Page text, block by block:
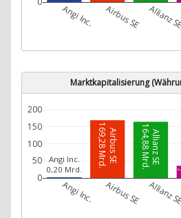
Angi Inc. Airbus SE Allianz
Marktkapitalisierung
Angi Inc.
0,20 Mrd.
Airbus SE
169,28 Mrd. Allianz SE
164,88 Mrd.
Angi Inc. Airbus SE Allianz
0
50
100
150
200